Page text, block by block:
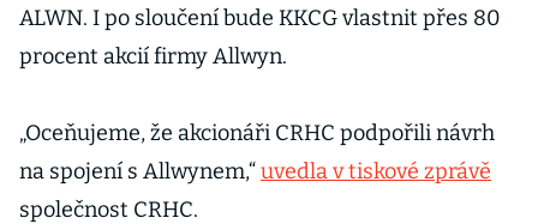
ALWN. I po sloučení bude KKCG vlastnit přes 80
procent akcií firmy Allwyn.
„Oceňujeme, že akcionáři CRHC podpořili návrh
na spojení s Allwynem,“uvedla v tiskové zprávě
společnost CRHC.